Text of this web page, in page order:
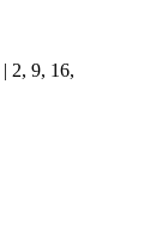
2, 9, 16,